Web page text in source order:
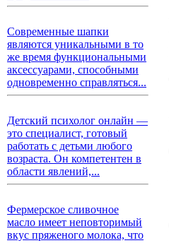
Современные шапки
являются уникальными в то
же время функциональными
аксессуарами, способными
одновременно справляться...
Детский психолог онлайн —
это специалист, готовый
работать с детьми любого
возраста. Он компетентен в
области явлений,...
Фермерское сливочное
масло имеет неповторимый
вкус пряженого молока, что